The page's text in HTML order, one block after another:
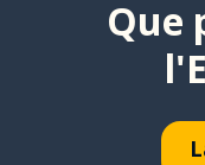
Que